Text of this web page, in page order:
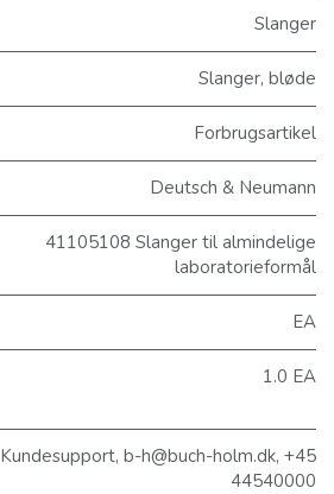
Slanger
Slanger, bløde
Forbrugsartikel
Deutsch & Neumann
41105108 Slanger til almindelige
laboratorieformål
EA
1.0 EA
Kundesupport, b-h@buch-holm.dk, +45
44540000